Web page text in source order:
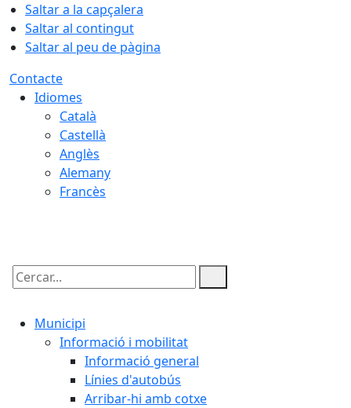
Saltar a la capçalera
Saltar al contingut
Saltar al peu de pàgina
Contacte
Idiomes
Català
Castellà
Anglès
Alemany
Francès
Cercar:
Municipi
Informació i mobilitat
Informació general
Línies d'autobús
Arribar-hi amb cotxe